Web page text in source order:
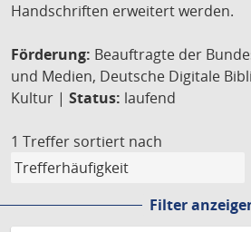
Handschriften erweitert werden.
Förderung: Beauftragte der
und Medien, Deutsche Digitale
Kultur | Status: laufend
1 Treffer sortiert nach
Filter